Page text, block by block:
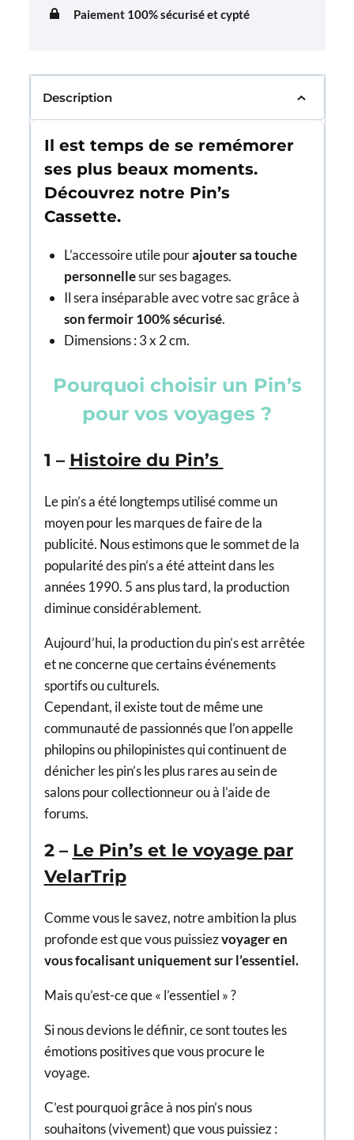
Paiement 100% sécurisé et cypté
Description
Il est temps de se remémorer
ses plus beaux moments.
Découvrez notre Pin’s
Cassette.
L’accessoire utile pourajouter sa touche
personnellesur ses bagages.
Il sera inséparable avec votre sac grâce à
son fermoir 100% sécurisé.
Dimensions : 3 x 2 cm.
Pourquoi choisir un Pin’s
pour vos voyages ?
1 – Histoire du Pin’s
Le pin’s a été longtemps utilisé comme un
moyen pour les marques de faire de la
publicité. Nous estimons que le sommet de la
popularité des pin’s a été atteint dans les
années 1990. 5 ans plus tard, la production
diminue considérablement.
Aujourd’hui, la production du pin’s est arrêtée
et ne concerne que certains événements
sportifs ou culturels.
Cependant, il existe tout de même une
communauté de passionnés que l’on appelle
philopins ou philopinistes qui continuent de
dénicher les pin’s les plus rares au sein de
salons pour collectionneur ou à l’aide de
forums.
2 – Le Pin’s et le voyage par
VelarTrip
Comme vous le savez, notre ambition la plus
profonde est que vous puissiezvoyager en
vous focalisant uniquement sur l’essentiel.
Mais qu’est-ce que « l’essentiel » ?
Si nous devions le définir, ce sont toutes les
émotions positives que vous procure le
voyage.
C’est pourquoi grâce à nos pin’s nous
souhaitons (vivement) que vous puissiez :